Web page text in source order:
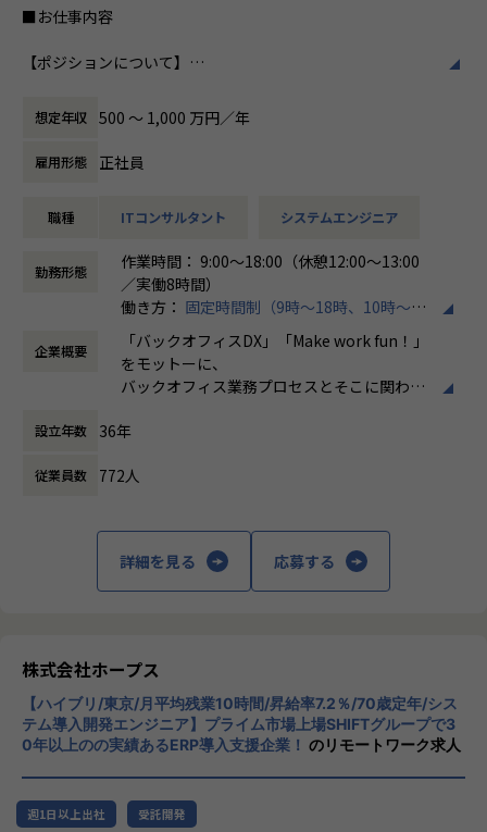
ITの力で人手不足の解消と流動性の拡大に寄与するサービス
《ERP導入を支援し、業務標準化の輪を広げる》
国内全体では基幹業務の標準化は急務であるものの、大手・
準大手から中堅規模の企業においては実現していない企業が
しています。
国内サプライチェーン全体での業務標準化を狙っています。
【業務の変更の範囲】
ホープスでは、リモートワーク活用があり平
く、プロジェクトに応じて柔軟な働き方がで
ています。
■お仕事内容
【ポジションについて】
ステムの導入・開発に携わっていただくポジションです。
ホープスではエンドユーザー、大手SIer向けのERPパッケー
ジの提案や要件定義等の上流工程から、詳細設計・構築、テ
スト工程や運用保守まで、一連の業務を担っています。
具体的には、
ご経験に応じて要件定義、設計の上流工程から、開発、保守
運用のプロジェクトに携わっていただきます。
売上過去最高記録を更新している当社では、今まさに第二次
創業期として
準大手から中堅規模の企業に特化して、プライム案件、ERP
BTP開発エンジニアとして組織を一緒に作っていただける方
幅が広い！
・上流工程やマネジメント、コンサルタントにステップアッ
【会社概要】
ホープスは、ERP・ERP周辺のシステム開発・導入、
コンサルティングを主軸にイノベーションを起こすためのソ
・MISSION「ワークをもっとワクワクに」
想定年収 500 〜 1,000 万円／年
雇用形態 正社員
職種 ITコンサルタント システムエンジニア
勤務形態
作業時間： 9:00～18:00（休憩12:00～13:00
／実働8時間）
働き方： 固定時間制（9時～18時、10時～19
時など）
時間外労働の有無： 有（月平均10時間）
休憩時間： 60分
企業概要
「バックオフィスDX」「Make work fun！」
をモットーに、
バックオフィス業務プロセスとそこに関わる
企業競争力を向上させることを使命としてい
チ開発やコンサルティングまで幅広いサービ
スを提供しています。クラウドERPやローコ
ード開発を柱とし、業務効率化やDX推進、経
CloudやOracle ERP Cloudなどを活用し、企
業の業務プロセスを最適化し、経営管理の強
化を図っています1。
社風/文化
ホープスは、若手社員が活躍できる環境で、
社内の風通しが良く、活気に満ちた雰囲気が
特徴です。多様性を重視し、様々な国籍や背
設立年数 36年
従業員数 772人
詳細を見る 応募する
株式会社ホープス
【ハイブリ/東京/月平均残業10時間/昇給率7.2％/70歳定年/シス
テム導入開発エンジニア】プライム市場上場SHIFTグループで3
0年以上のの実績あるERP導入支援企業！ のリモートワーク求人
週1日以上出社 受託開発